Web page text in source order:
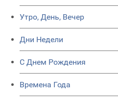
Утро, День, Вечер
Дни Недели
C Днем Рождения
Времена Года